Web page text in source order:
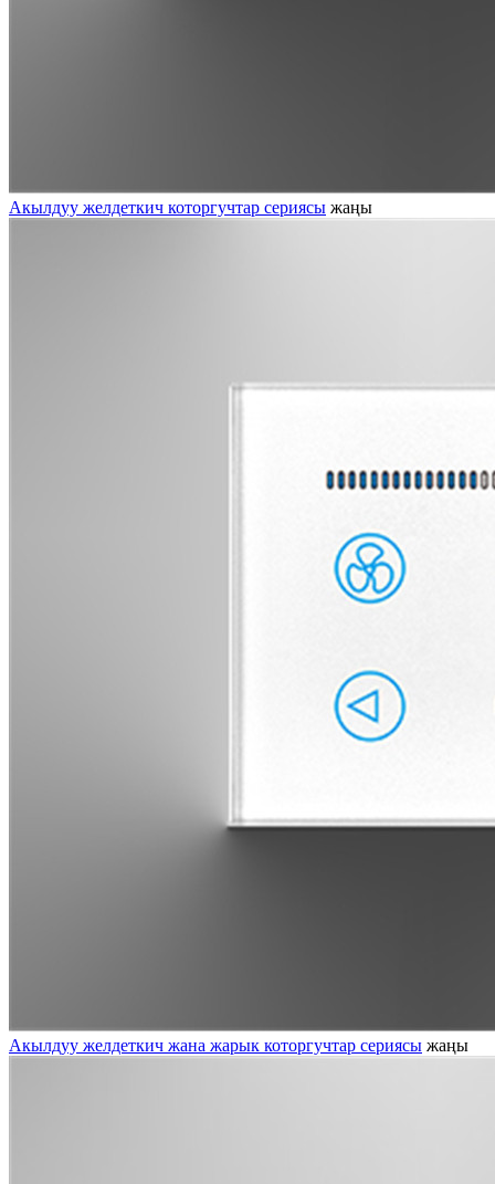
Акылдуу желдеткич которгучтар сериясы жаңы
Акылдуу желдеткич жана жарык которгучтар сериясы жаңы